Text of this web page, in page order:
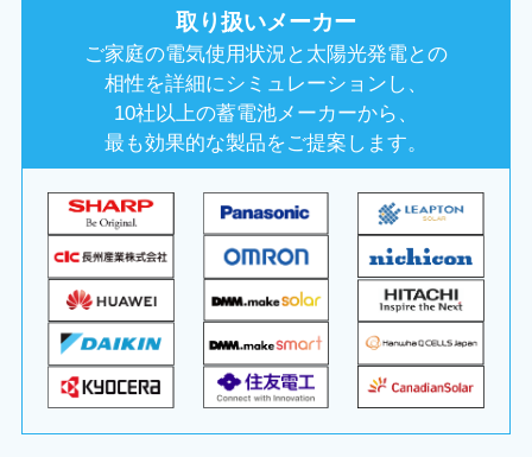
取り扱いメーカー
ご家庭の電気使用状況と太陽光発電との
相性を詳細にシミュレーションし、
10社以上の蓄電池メーカーから、
最も効果的な製品をご提案します。